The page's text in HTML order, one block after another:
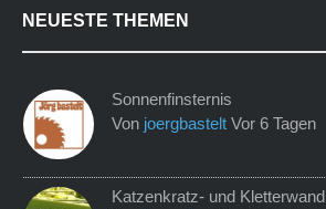
NEUESTE THEMEN
Sonnenfinsternis
Von joergbastelt Vor 6 Tagen
Katzenkratz- und Kletterwand